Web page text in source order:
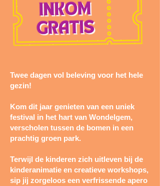
Twee dagen vol beleving voor het hele
gezin!
Kom dit jaar genieten van een uniek
festival in het hart van Wondelgem,
verscholen tussen de bomen in een
prachtig groen park.
Terwijl de kinderen zich uitleven bij de
kinderanimatie en creatieve workshops,
sip jij zorgeloos een verfrissende apero